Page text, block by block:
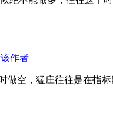
作者
做空，猛庄往往是在指